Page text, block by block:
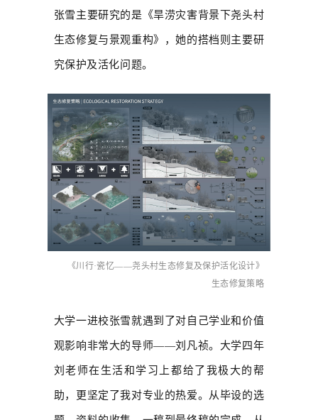
张雪主要研究的是《旱涝灾害背景下尧头村
生态修复与景观重构》，她的搭档则主要研
究保护及活化问题。
《川行·瓷忆——尧头村生态修复及保护活化设计》
生态修复策略
大学一进校张雪就遇到了对自己学业和价值
观影响非常大的导师——刘凡祯。大学四年
刘老师在生活和学习上都给了我极大的帮
助，更坚定了我对专业的热爱。从毕设的选